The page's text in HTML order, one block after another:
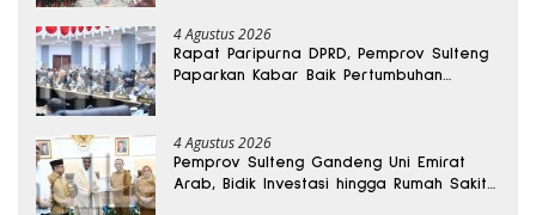
4 Agustus 2026
Rapat Paripurna DPRD, Pemprov Sulteng
Paparkan Kabar Baik Pertumbuhan
4 Agustus 2026
Pemprov Sulteng Gandeng Uni Emirat
Arab, Bidik Investasi hingga Rumah Sakit